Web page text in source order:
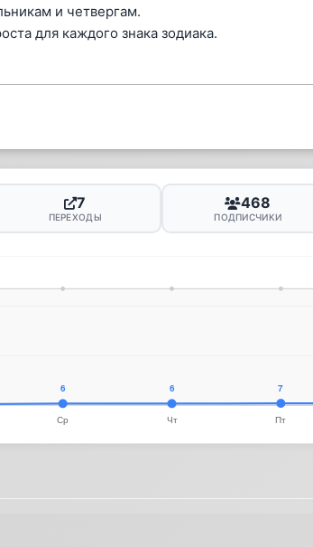
и четвергам.
для каждого знака зодиака.
7
ПЕРЕХОДЫ
468
ПОДПИСЧИКИ